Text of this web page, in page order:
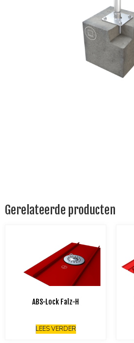
Gerelateerde producten
ABS-Lock Falz-H
LEES VERDER